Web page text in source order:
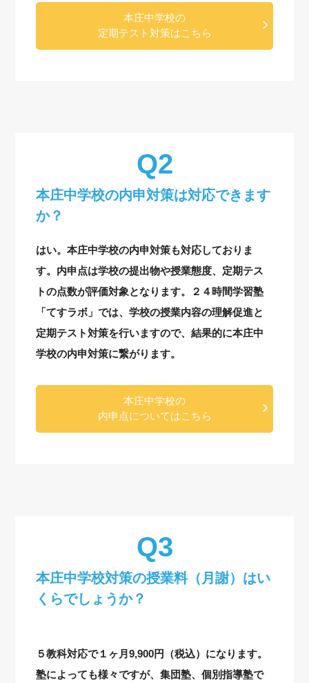
本庄中学校の
定期テスト対策はこちら
本庄中学校の内申対策は対応できます
か？
はい。本庄中学校の内申対策も対応しておりま
す。内申点は学校の提出物や授業態度、定期テス
トの点数が評価対象となります。２４時間学習塾
「てすラボ」では、学校の授業内容の理解促進と
定期テスト対策を行いますので、結果的に本庄中
学校の内申対策に繋がります。
本庄中学校の
内申点についてはこちら
本庄中学校対策の授業料（月謝）はい
くらでしょうか？
５教科対応で１ヶ月9,900円（税込）になります。
塾によっても様々ですが、集団塾、個別指導塾で